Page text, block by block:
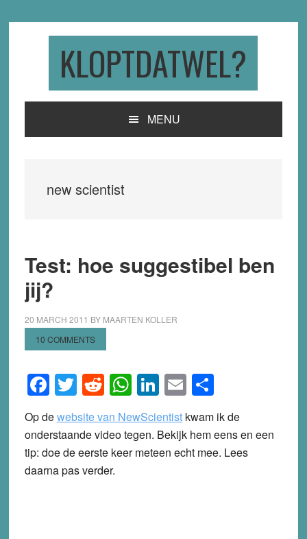
KLOPTDATWEL?
MENU
new scientist
Test: hoe suggestibel ben
jij?
20 MARCH 2011 BY MAARTEN KOLLER
10 COMMENTS
Facebook
Twitter
Reddit
WhatsApp
LinkedIn
EmailShare
Op dewebsite van NewScientistkwam ik de
onderstaande video tegen. Bekijk hem eens en een
tip: doe de eerste keer meteen echt mee. Lees
daarna pas verder.